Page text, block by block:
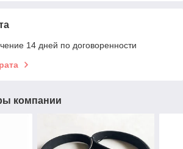
14 дней по договоренности
компании